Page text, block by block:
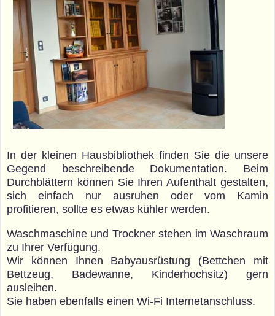
In der kleinen Hausbibliothek finden Sie die unsere
Gegend beschreibende Dokumentation. Beim
Durchblättern können Sie Ihren Aufenthalt gestalten,
sich einfach nur ausruhen oder vom Kamin
profitieren, sollte es etwas kühler werden.
Waschmaschine und Trockner stehen im Waschraum
zu Ihrer Verfügung.
Wir können Ihnen Babyausrüstung (Bettchen mit
Bettzeug, Badewanne, Kinderhochsitz) gern
ausleihen.
Sie haben ebenfalls einen Wi-Fi Internetanschluss.